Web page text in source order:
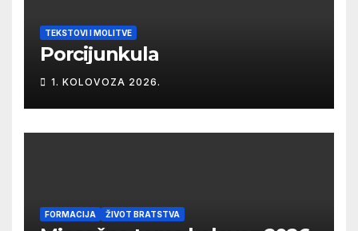
TEKSTOVI I MOLITVE
Porcijunkula
1. KOLOVOZA 2026.
FORMACIJA ŽIVOT BRATSTVA